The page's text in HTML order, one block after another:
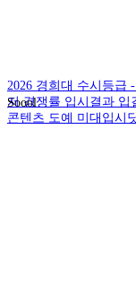
2026 경희대 수시등급
저 경쟁률 입시결과 입
콘텐츠 도예 미대입시
Soool